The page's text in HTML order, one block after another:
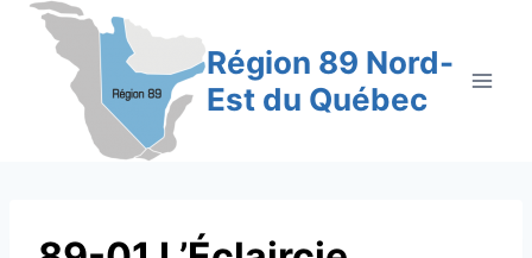
Aller
contenu
Région 89 Nord-
Est du Québec